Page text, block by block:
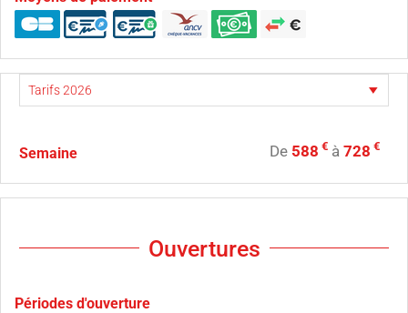
Semaine De 588 € à 728 €
Ouvertures
Périodes d'ouverture